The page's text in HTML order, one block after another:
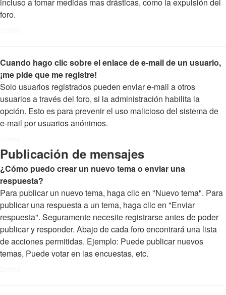
foro.
Cuando hago clic sobre el enlace de e-mail de un usuario,
¡me pide que me registre!
Solo usuarios registrados pueden enviar e-mail a otros
usuarios a través del foro, si la administración habilita la
opción. Esto es para prevenir el uso malicioso del sistema de
e-mail por usuarios anónimos.
Publicación de mensajes
¿Cómo puedo crear un nuevo tema o enviar una
respuesta?
Para publicar un nuevo tema, haga clic en "Nuevo tema". Para
publicar una respuesta a un tema, haga clic en "Enviar
respuesta". Seguramente necesite registrarse antes de poder
publicar y responder. Abajo de cada foro encontrará una lista
de acciones permitidas. Ejemplo: Puede publicar nuevos
temas, Puede votar en las encuestas, etc.